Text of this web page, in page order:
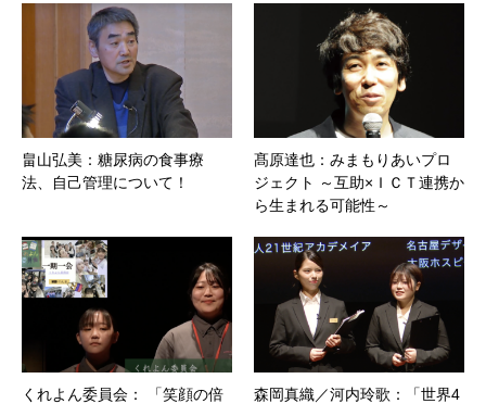
畠山弘美：糖尿病の食事療
法、自己管理について！
髙原達也：みまもりあいプロ
ジェクト ～互助×ＩＣＴ連携か
ら生まれる可能性～
くれよん委員会： 「笑顔の倍
森岡真織／河内玲歌：「世界4